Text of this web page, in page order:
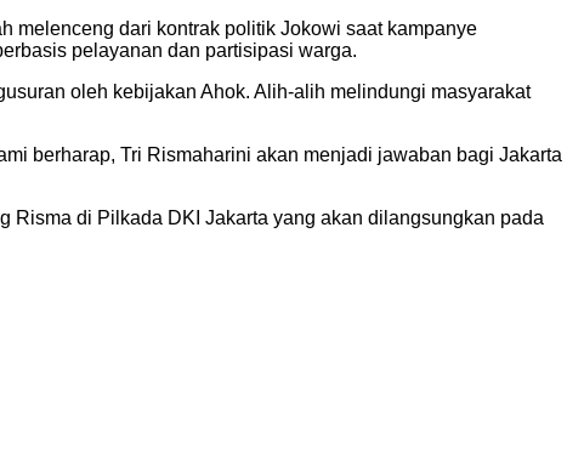
melenceng dari kontrak politik Jokowi saat kampanye
pelayanan dan partisipasi warga.
oleh kebijakan Ahok. Alih-alih melindungi masyarakat
berharap, Tri Rismaharini akan menjadi jawaban bagi Jakarta
Risma di Pilkada DKI Jakarta yang akan dilangsungkan pada